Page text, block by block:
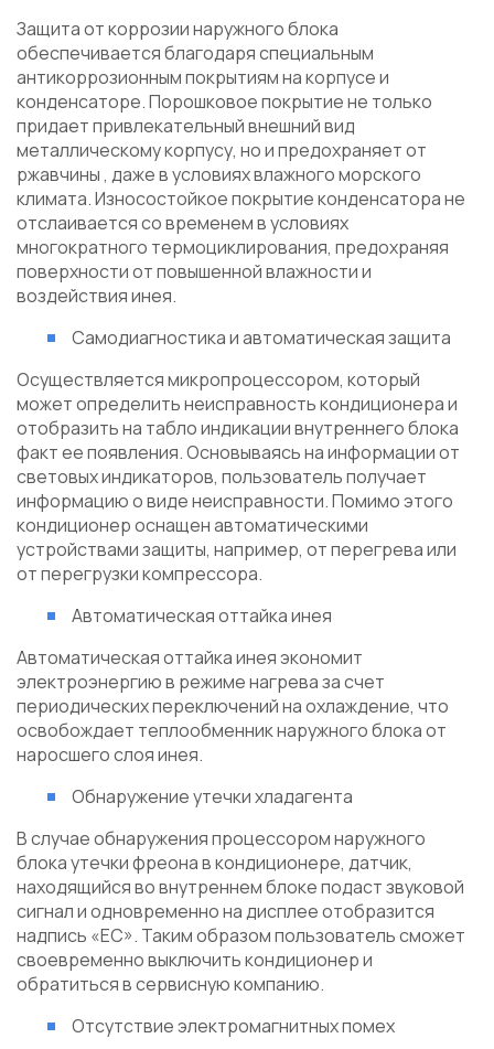
Защита от коррозии наружного блока
обеспечивается благодаря специальным
антикоррозионным покрытиям на корпусе и
конденсаторе. Порошковое покрытие не только
придает привлекательный внешний вид
металлическому корпусу, но и предохраняет от
ржавчины , даже в условиях влажного морского
климата. Износостойкое покрытие конденсатора не
отслаивается со временем в условиях
многократного термоциклирования, предохраняя
поверхности от повышенной влажности и
воздействия инея.
Самодиагностика и автоматическая защита
Осуществляется микропроцессором, который
может определить неисправность кондиционера и
отобразить на табло индикации внутреннего блока
факт ее появления. Основываясь на информации от
световых индикаторов, пользователь получает
информацию о виде неисправности. Помимо этого
кондиционер оснащен автоматическими
устройствами защиты, например, от перегрева или
от перегрузки компрессора.
Автоматическая оттайка инея
Автоматическая оттайка инея экономит
электроэнергию в режиме нагрева за счет
периодических переключений на охлаждение, что
освобождает теплообменник наружного блока от
наросшего слоя инея.
Обнаружение утечки хладагента
В случае обнаружения процессором наружного
блока утечки фреона в кондиционере, датчик,
находящийся во внутреннем блоке подаст звуковой
сигнал и одновременно на дисплее отобразится
надпись «EC». Таким образом пользователь сможет
своевременно выключить кондиционер и
обратиться в сервисную компанию.
Отсутствие электромагнитных помех